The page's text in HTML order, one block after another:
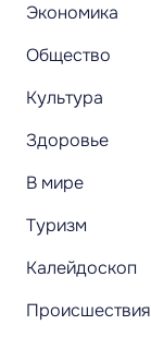
Экономика
Общество
Культура
Здоровье
В мире
Туризм
Калейдоскоп
Происшествия